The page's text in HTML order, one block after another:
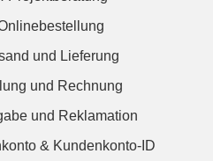
und Lieferung
und Rechnung
und Reklamation
& Kundenkonto-ID